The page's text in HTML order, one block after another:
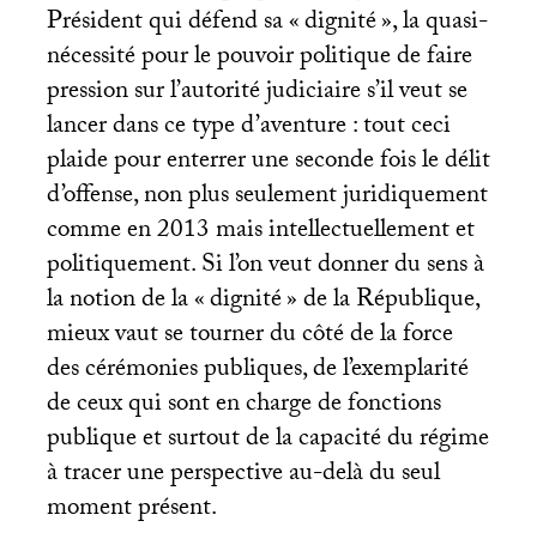
Président qui défend sa «dignité», la quasi-
nécessité pour le pouvoir politique de faire
pression sur l’autorité judiciaire s’il veut se
lancer dans ce type d’aventure : tout ceci
plaide pour enterrer une seconde fois le délit
d’offense, non plus seulement juridiquement
comme en 2013 mais intellectuellement et
politiquement. Si l’on veut donner du sens à
la notion de la «dignité» de la République,
mieux vaut se tourner du côté de la force
des cérémonies publiques, de l’exemplarité
de ceux qui sont en charge de fonctions
publique et surtout de la capacité du régime
à tracer une perspective au-delà du seul
moment présent.